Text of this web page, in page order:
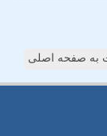
به صفحه اصلی